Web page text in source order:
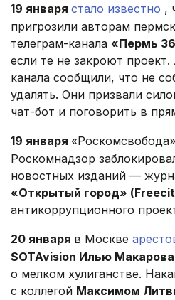
19 января стало известно ,
пригрозили авторам
телеграм-канала «Пермь
если те не закроют
канала сообщили, что не
удалять. Они призвали
чат-бот и поговорить в
19 января «Роскомсвобода»
Роскомнадзор
новостных изданий —
«Открытый город»
антикоррупционного
20 января в Москве
SOTAvision Илью Макарова
о мелком хулиганстве.
с коллегой Максимом